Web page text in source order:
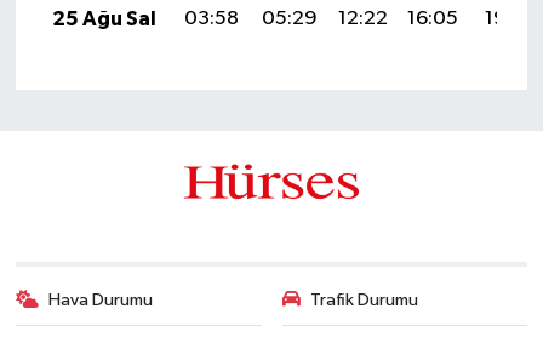
25 Ağu Sal
03:58 05:29 12:22 16:05 19:05
Hava Durumu Trafik Durumu